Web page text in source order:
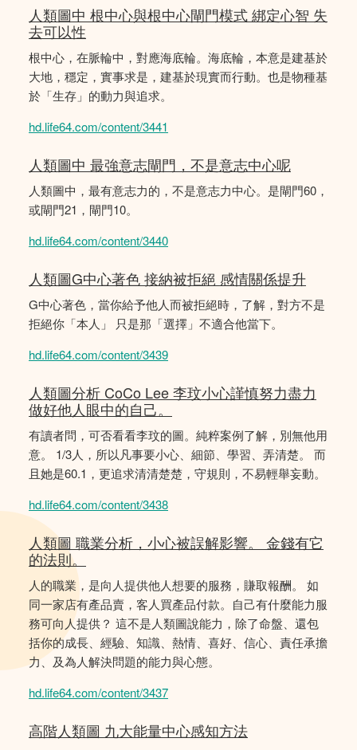
人類圖中 根中心與根中心閘門模式 綁定心智 失
去可以性
根中心，在脈輪中，對應海底輪。海底輪，本意是建基於
大地，穩定，實事求是，建基於現實而行動。也是物種基
於「生存」的動力與追求。
hd.life64.com/content/3441
人類圖中 最強意志閘門，不是意志中心呢
人類圖中，最有意志力的，不是意志力中心。是閘門60，
或閘門21，閘門10。
hd.life64.com/content/3440
人類圖G中心著色 接納被拒絕 感情關係提升
G中心著色，當你給予他人而被拒絕時，了解，對方不是
拒絕你「本人」 只是那「選擇」不適合他當下。
hd.life64.com/content/3439
人類圖分析 CoCo Lee 李玟小心謹慎努力盡力
做好他人眼中的自己。
有讀者問，可否看看李玟的圖。純粹案例了解，別無他用
意。 1/3人，所以凡事要小心、細節、學習、弄清楚。 而
且她是60.1，更追求清清楚楚，守規則，不易輕舉妄動。
hd.life64.com/content/3438
人類圖 職業分析，小心被誤解影響。 金錢有它
的法則。
人的職業，是向人提供他人想要的服務，賺取報酬。 如
同一家店有產品賣，客人買產品付款。自己有什麼能力服
務可向人提供？ 這不是人類圖說能力，除了命盤、還包
括你的成長、經驗、知識、熱情、喜好、信心、責任承擔
力、及為人解決問題的能力與心態。
hd.life64.com/content/3437
高階人類圖 九大能量中心感知方法